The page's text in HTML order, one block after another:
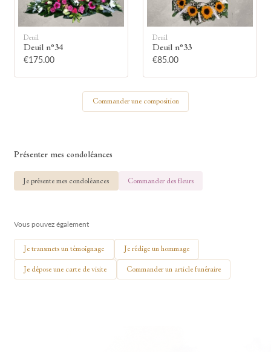
Votre prénom
Deuil
Deuil n°34
€175.00
Deuil
Deuil n°33
€85.00
Commander une composition
Présenter mes condoléances
Je présente mes condoléances Commander des fleurs
Vous pouvez également
Je transmets un témoignage Je rédige un hommage
Je dépose une carte de visite Commander un article funéraire